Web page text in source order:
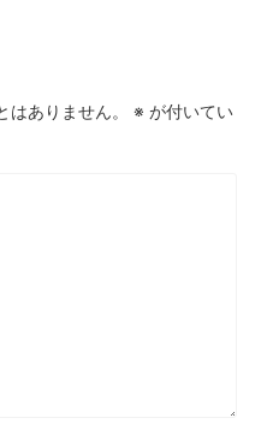
ありません。 ※ が付いてい